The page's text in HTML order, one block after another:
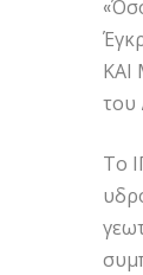
του
Το